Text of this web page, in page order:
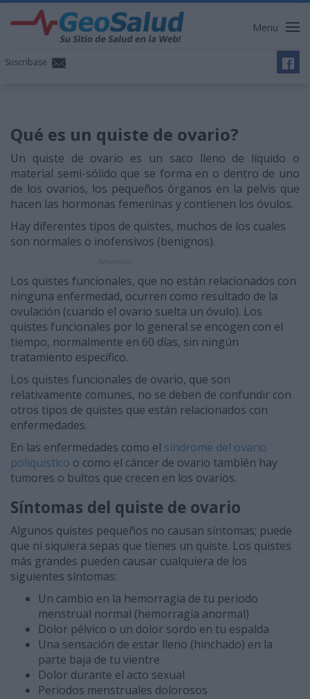
Menu
Suscríbase
Qué es un quiste de ovario?
Un quiste de ovario es un saco lleno de líquido o
material semi-sólido que se forma en o dentro de uno
de los ovarios, los pequeños órganos en la pelvis que
hacen las hormonas femeninas y contienen los óvulos.
Hay diferentes tipos de quistes, muchos de los cuales
son normales o inofensivos (benignos).
Los quistes funcionales, que no están relacionados con
ninguna enfermedad, ocurren como resultado de la
ovulación (cuando el ovario suelta un óvulo). Los
quistes funcionales por lo general se encogen con el
tiempo, normalmente en 60 días, sin ningún
tratamiento específico.
Los quistes funcionales de ovario, que son
relativamente comunes, no se deben de confundir con
otros tipos de quistes que están relacionados con
enfermedades.
En las enfermedades como el síndrome del ovario
poliquístico o como el cáncer de ovario también hay
tumores o bultos que crecen en los ovarios.
Síntomas del quiste de ovario
Algunos quistes pequeños no causan síntomas; puede
que ni siquiera sepas que tienes un quiste. Los quistes
más grandes pueden causar cualquiera de los
siguientes síntomas:
Un cambio en la hemorragia de tu periodo
menstrual normal (hemorragia anormal)
Dolor pélvico o un dolor sordo en tu espalda
Una sensación de estar lleno (hinchado) en la
parte baja de tu vientre
Dolor durante el acto sexual
Periodos menstruales dolorosos